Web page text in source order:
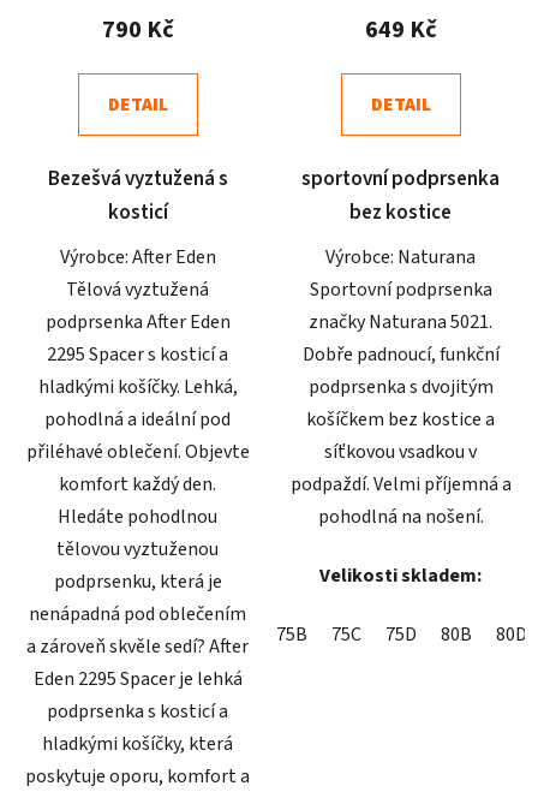
produktu
4,9
z
hvězdiček.
790 Kč
DETAIL
Bezešvá vyztužená s
kosticí
Výrobce: After Eden
Tělová vyztužená
podprsenka After Eden
2295 Spacer s kosticí a
hladkými košíčky. Lehká,
pohodlná a ideální pod
přiléhavé oblečení. Objevte
komfort každý den.
Hledáte pohodlnou
tělovou vyztuženou
podprsenku, která je
nenápadná pod oblečením
a zároveň skvěle sedí? After
Eden 2295 Spacer je lehká
podprsenka s kosticí a
hladkými košíčky, která
poskytuje oporu, komfort a
produktu
4,9
z
hvězdiček.
649 Kč
DETAIL
sportovní podprsenka
bez kostice
Výrobce: Naturana
Sportovní podprsenka
značky Naturana 5021.
Dobře padnoucí, funkční
podprsenka s dvojitým
košíčkem bez kostice a
síťkovou vsadkou v
podpaždí. Velmi příjemná a
pohodlná na nošení.
Velikosti skladem:
75B 75C 75D 80B 80D